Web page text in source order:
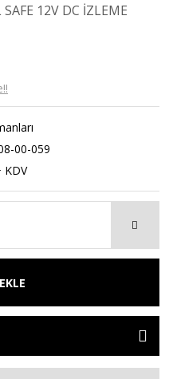
12V DC İZLEME
00-059
KDV